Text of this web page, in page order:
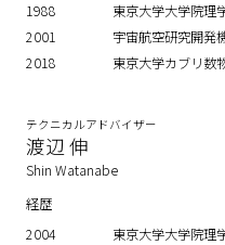
1988
東京大学大学院理
2001
宇宙航空研究開発
2018
東京大学カブリ数
テクニカルアドバイザー
渡辺 伸
Shin Watanabe
経歴
2004
東京大学大学院理